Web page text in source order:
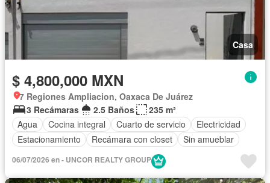
Casa
$ 4,800,000 MXN
7 Regiones Ampliacion, Oaxaca De Juárez
3 Recámaras
2.5 Baños
235 m²
Agua
Cocina integral Cuarto de servicio
Electricidad
Estacionamiento
Recámara con closet Sin amueblar
06/07/2026 en - UNCOR REALTY GROUP